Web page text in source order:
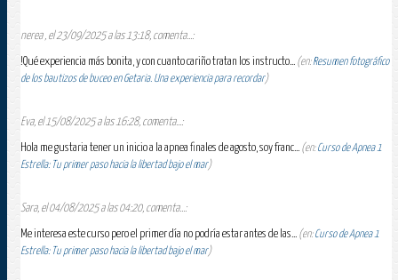
nerea , el 23/09/2025 a las 13:18, comenta...:
!Qué experiencia más bonita, y con cuanto cariño tratan los instructo... (en:Resumen fotográfico
de los bautizos de buceo en Getaria. Una experiencia para recordar)
Eva, el 15/08/2025 a las 16:28, comenta...:
Hola me gustaria tener un inicio a la apnea finales de agosto, soy franc... (en:Curso de Apnea 1
Estrella: Tu primer paso hacia la libertad bajo el mar)
Sara, el 04/08/2025 a las 04:20, comenta...:
Me interesa este curso pero el primer día no podría estar antes de las... (en:Curso de Apnea 1
Estrella: Tu primer paso hacia la libertad bajo el mar)